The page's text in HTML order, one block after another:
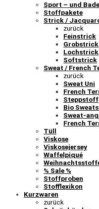
Sport – und
Stoffpakete
Strick /
zurück
Feinstrick
Grobstrick
Lochstrick
Softstrick
Sweat / French
zurück
Sweat Uni
French
Steppstoff
Bio
Sweat-
French
Tüll
Viskose
Viskosejersey
Waffelpiqué
% Sale %
Stoffproben
Stofflexikon
Kurzwaren
zurück